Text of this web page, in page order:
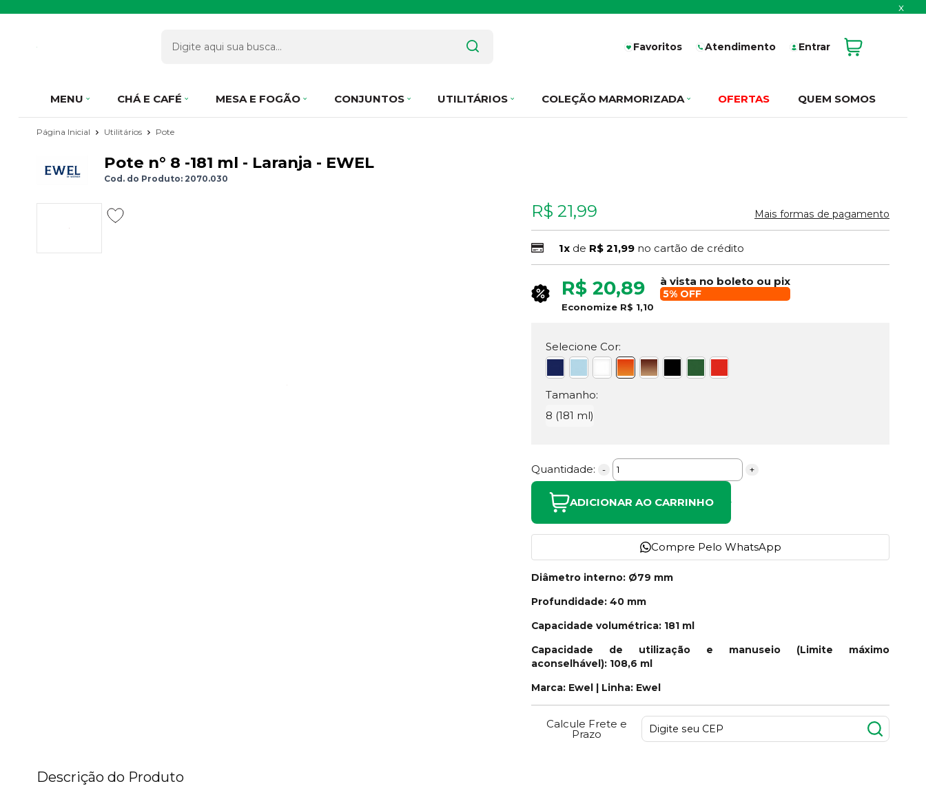
x
Favoritos Atendimento Entrar
MENU CHÁ E CAFÉ MESA E FOGÃO CONJUNTOS UTILITÁRIOS COLEÇÃO MARMORIZADA OFERTAS QUEM SOMOS
Página Inicial Utilitários Pote
Pote n° 8 -181 ml - Laranja - EWEL
Cod. do Produto: 2070.030
R$ 21,99 Mais formas de pagamento
1x de R$ 21,99 no cartão de crédito
R$ 20,89 à vista no boleto ou pix
5% OFF
Economize R$ 1,10
Selecione Cor:
Tamanho:
8 (181 ml)
Quantidade: - +
ADICIONAR AO CARRINHO
Compre Pelo WhatsApp
Diâmetro interno: Ø79 mm
Profundidade: 40 mm
Capacidade volumétrica: 181 ml
Capacidade de utilização e manuseio (Limite máximo
aconselhável): 108,6 ml
Marca: Ewel | Linha: Ewel
Calcule Frete e
Prazo
Descrição do Produto